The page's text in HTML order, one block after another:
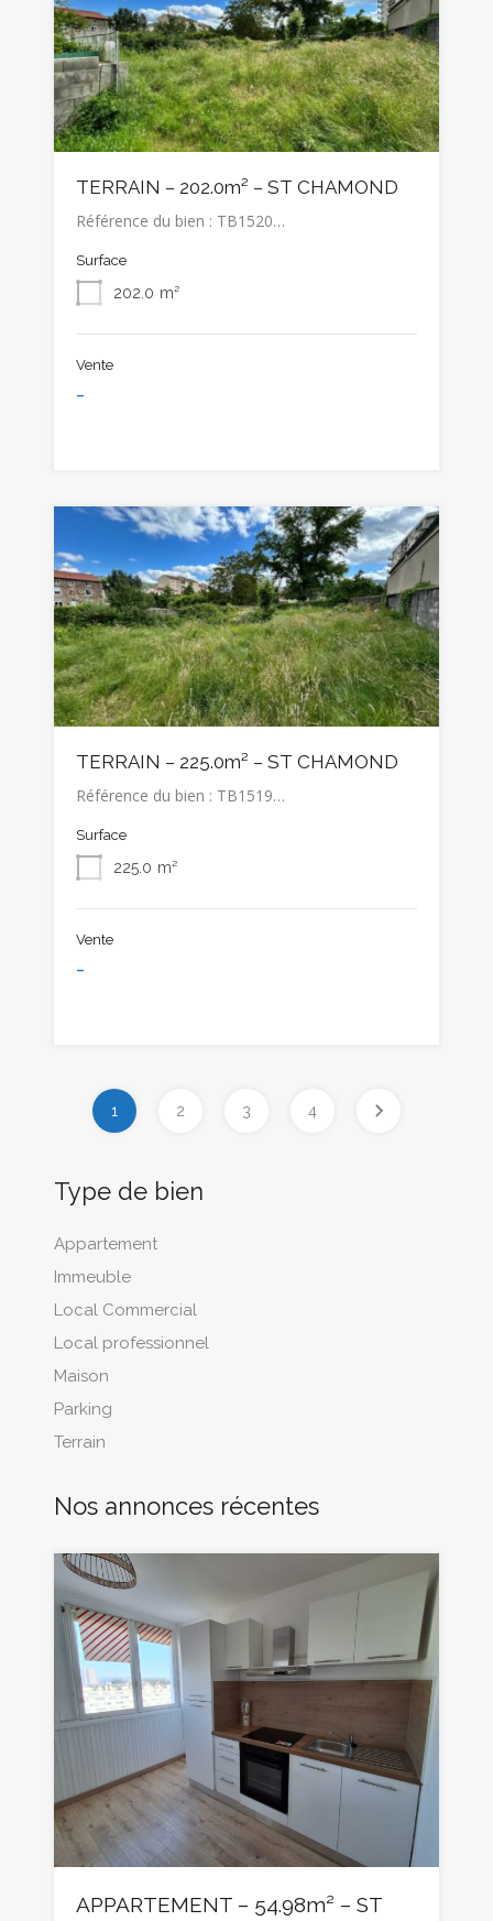
TERRAIN – 202.0m² – ST CHAMOND
Référence du bien : TB1520…
Surface
202.0 m²
Vente
-
TERRAIN – 225.0m² – ST CHAMOND
Référence du bien : TB1519…
Surface
225.0 m²
Vente
-
1 2 3 4
Type de bien
Appartement
Immeuble
Local Commercial
Local professionnel
Maison
Parking
Terrain
Nos annonces récentes
APPARTEMENT – 54.98m² – ST